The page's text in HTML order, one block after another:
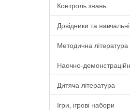
Контроль знань
Довідники та
Методична література
Наочно-
Дитяча література
Ігри, ігрові набори